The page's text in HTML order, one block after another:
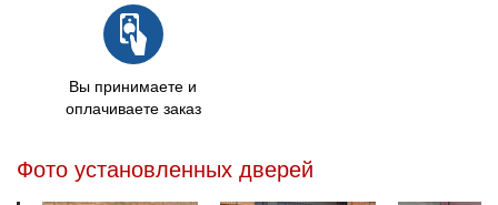
Вы принимаете и
оплачиваете заказ
Фото установленных дверей